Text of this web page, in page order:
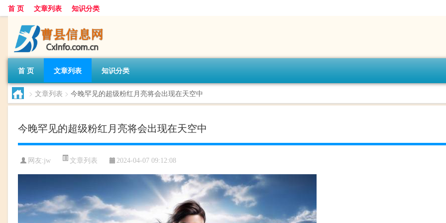
首 页 文章列表 知识分类
首 页 文章列表 知识分类
> 文章列表 > 今晚罕见的超级粉红月亮将会出现在天空中
今晚罕见的超级粉红月亮将会出现在天空中
网友:jw 文章列表 2024-04-07 09:12:08